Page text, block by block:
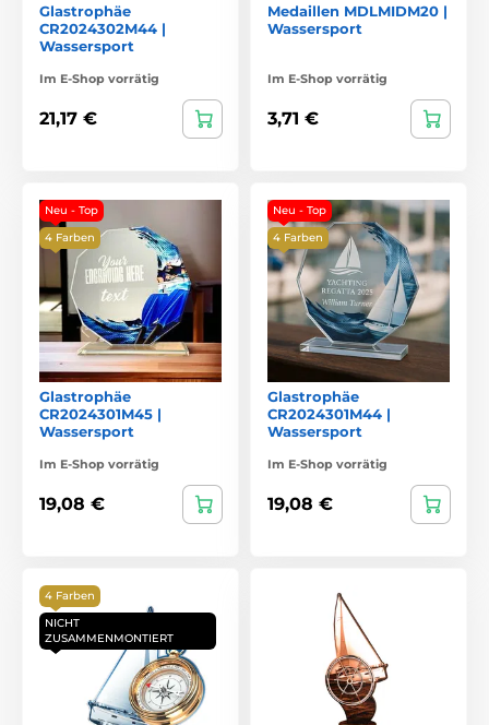
Glastrophäe
CR2024302M44 |
Wassersport
Im E-Shop vorrätig
21,17 €
Medaillen MDLMIDM20 |
Wassersport
Im E-Shop vorrätig
3,71 €
Neu - Top
4 Farben
Glastrophäe
CR2024301M45 |
Wassersport
Im E-Shop vorrätig
19,08 €
Neu - Top
4 Farben
Glastrophäe
CR2024301M44 |
Wassersport
Im E-Shop vorrätig
19,08 €
4 Farben
NICHT
ZUSAMMENMONTIERT